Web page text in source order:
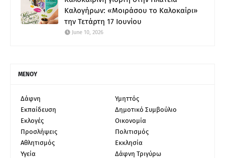
Καλογήρων: «Μοιράσου το Καλοκαίρι»
την Τετάρτη 17 Ιουνίου
June 10, 2026
ΜΕΝΟΥ
Δάφνη
Υμηττός
Εκπαίδευση
Δημοτικό Συμβούλιο
Εκλογές
Οικονομία
Προσλήψεις
Πολιτισμός
Αθλητισμός
Εκκλησία
Υγεία
Δάφνη Τριγύρω